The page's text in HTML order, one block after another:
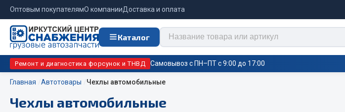
Оптовым покупателямО компанииДоставка и оплата
Каталог
Ремонт и диагностика форсунок и ТНВД Самовывоз с ПН–ПТ с 9:00 до 17:00
Главная Автотовары Чехлы автомобильные
Чехлы автомобильные